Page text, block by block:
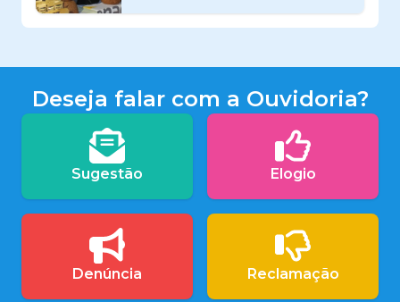
Deseja falar com a Ouvidoria?
Sugestão Elogio
Denúncia Reclamação